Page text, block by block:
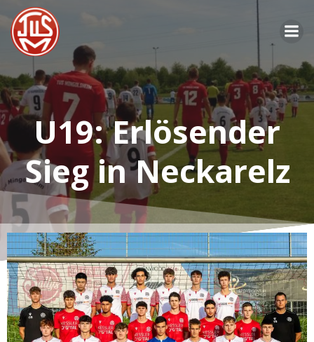
U19: Erlösender
Sieg in Neckarelz